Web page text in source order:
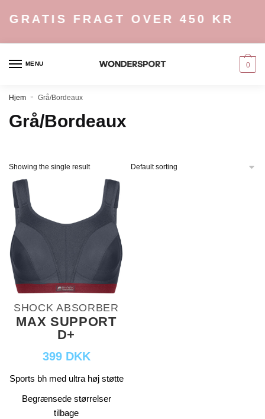
GRATIS FRAGT OVER 450 KR
MENU 0
Hjem » Grå/Bordeaux
Grå/Bordeaux
Showing the single result
SHOCK ABSORBER
MAX SUPPORT
D+
399 DKK
Sports bh med ultra høj støtte
Begrænsede størrelser
tilbage